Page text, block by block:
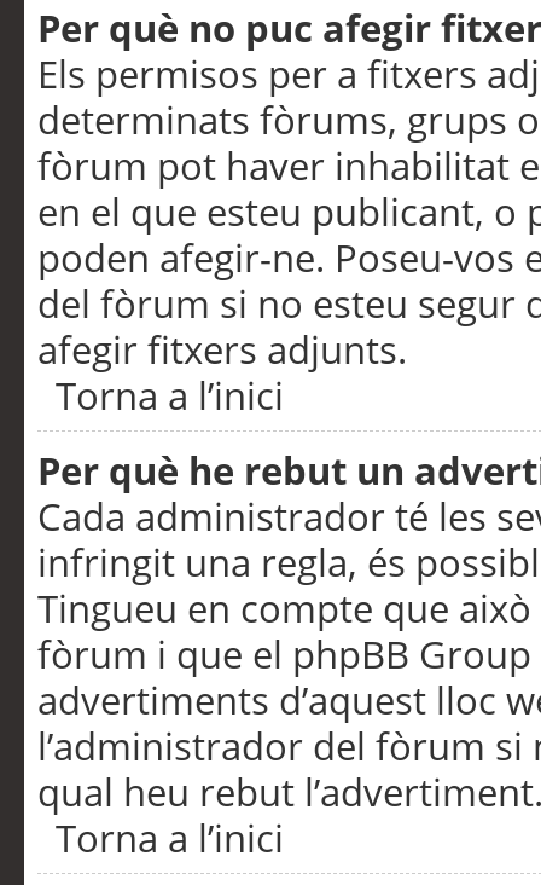
Per què no puc afegir
Els permisos per a fitxers
determinats fòrums, grups
fòrum pot haver inhabilitat
en el que esteu publicant,
poden afegir-ne. Poseu-vos
del fòrum si no esteu segur
afegir fitxers adjunts.
Torna a l’inici
Per què he rebut un
Cada administrador té les
infringit una regla, és
Tingueu en compte que
fòrum i que el phpBB
advertiments d’aquest lloc
l’administrador del fòrum
qual heu rebut
Torna a l’inici